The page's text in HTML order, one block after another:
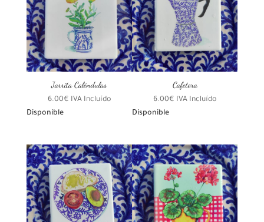
Jarrita Caléndulas
6.00€ IVA Incluído
Disponible
Cafetera
6.00€ IVA Incluído
Disponible